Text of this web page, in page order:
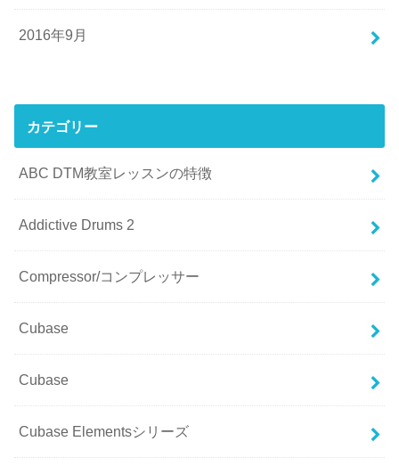
2016年9月
カテゴリー
ABC DTM教室レッスンの特徴
Addictive Drums 2
Compressor/コンプレッサー
Cubase
Cubase
Cubase Elementsシリーズ